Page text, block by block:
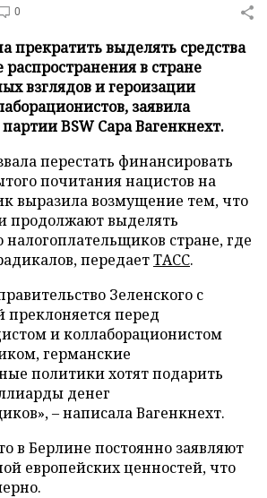
0
прекратить выделять средства
в стране
взглядов и героизации
заявила
BSW Сара Вагенкнехт.
перестать финансировать
почитания нацистов на
выразила возмущение тем, что
продолжают выделять
стране, где
передаетТАСС.
Зеленского с
перед
и коллаборационистом
германские
политики хотят подарить
денег
– написала Вагенкнехт.
в Берлине постоянно заявляют
европейских ценностей, что